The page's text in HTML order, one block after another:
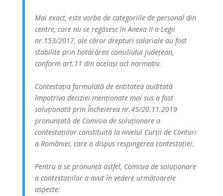
Mai exact, este vorba de categoriile de personal din
centre, care nu se regăsesc în Anexa II a Legii
nr.153/2017, ale căror drepturi salariale au fost
stabilite prin hotărârea consiliului județean,
conform art.11 din același act normativ.
Contestația formulată de entitatea auditată
împotriva deciziei menționate mai sus a fost
soluționată prin Încheierea nr.45/20.11.2019
pronunțată de Comisia de soluționare a
contestațiilor constituită la nivelul Curții de Conturi
a României, care a dispus respingerea contestației.
Pentru a se pronunța astfel, Comisia de soluționare
a contestațiilor a avut în vedere următoarele
aspecte: